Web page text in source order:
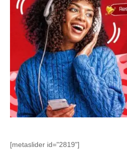
[metaslider id="2819"]